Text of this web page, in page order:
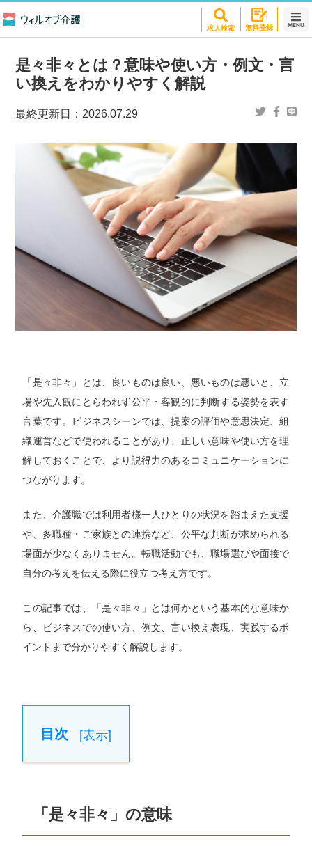
求人検索 無料登録 MENU
是々非々とは？意味や使い方・例文・言
い換えをわかりやすく解説
最終更新日： 2026.07.29
「是々非々」とは、良いものは良い、悪いものは悪いと、立
場や先入観にとらわれず公平・客観的に判断する姿勢を表す
言葉です。ビジネスシーンでは、提案の評価や意思決定、組
織運営などで使われることがあり、正しい意味や使い方を理
解しておくことで、より説得力のあるコミュニケーションに
つながります。
また、介護職では利用者様一人ひとりの状況を踏まえた支援
や、多職種・ご家族との連携など、公平な判断が求められる
場面が少なくありません。転職活動でも、職場選びや面接で
自分の考えを伝える際に役立つ考え方です。
この記事では、「是々非々」とは何かという基本的な意味か
ら、ビジネスでの使い方、例文、言い換え表現、実践するポ
イントまで分かりやすく解説します。
目次 [表示]
「是々非々」の意味